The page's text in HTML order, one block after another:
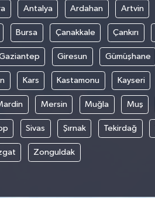
Antalya Ardahan Artvin
Bursa Çanakkale Çankırı
Giresun Gümüşhane
Kars Kastamonu Kayseri
Mersin Muğla Muş
Sivas Şırnak Tekirdağ
Zonguldak